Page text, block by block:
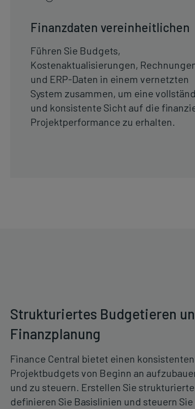
Finanzdaten vereinheitlichen
Führen Sie Budgets,
Kostenaktualisierungen,
und ERP-Daten in einem vernetzten
System zusammen, um eine
und konsistente Sicht auf die
Projektperformance zu erhalten.
Strukturiertes Budgetieren
Finanzplanung
Finance Central bietet einen
Projektbudgets von Beginn an
und zu steuern. Erstellen Sie
definieren Sie Basislinien und steuern